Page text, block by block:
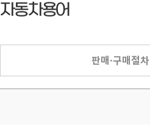
자동차용어
판매·구매절차